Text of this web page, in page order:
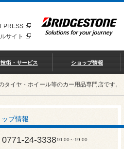
PRESS
サイト
技術・サービス ショップ情報
イヤ・ホイール等のカー用品専門店です。
ップ情報
0771-24-333810:00～19:00